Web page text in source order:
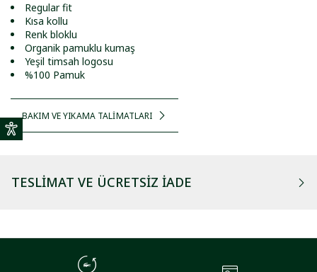
Regular fit
Kısa kollu
Renk bloklu
Organik pamuklu kumaş
Yeşil timsah logosu
%100 Pamuk
BAKIM VE YIKAMA TALİMATLARI
TESLIMAT VE ÜCRETSIZ İADE